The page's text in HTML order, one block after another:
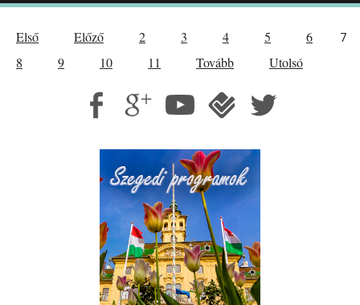
Első Előző 2 3 4 5 6 7
8 9 10 11 Tovább Utolsó